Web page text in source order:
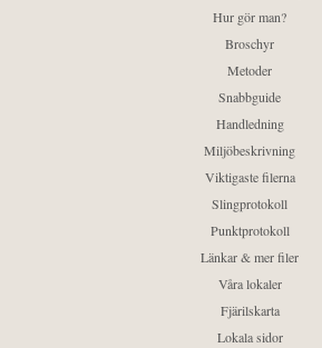
Hur gör man?
Broschyr
Metoder
Snabbguide
Handledning
Miljöbeskrivning
Viktigaste filerna
Slingprotokoll
Punktprotokoll
Länkar & mer filer
Våra lokaler
Fjärilskarta
Lokala sidor